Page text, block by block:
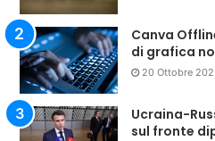
Canva
di grafica
20 Ottobre
Ucraina-
sul fronte